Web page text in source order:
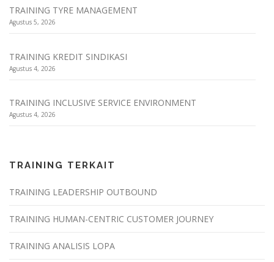
TRAINING TYRE MANAGEMENT
Agustus 5, 2026
TRAINING KREDIT SINDIKASI
Agustus 4, 2026
TRAINING INCLUSIVE SERVICE ENVIRONMENT
Agustus 4, 2026
TRAINING TERKAIT
TRAINING LEADERSHIP OUTBOUND
TRAINING HUMAN-CENTRIC CUSTOMER JOURNEY
TRAINING ANALISIS LOPA